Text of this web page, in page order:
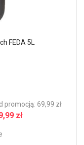
FEDA 5L
promocją: 69,99 zł
zł